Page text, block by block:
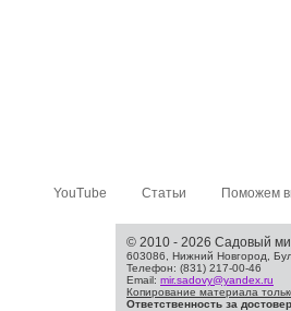
YouTube Статьи Поможем
© 2010 - 2026 Садовый
603086, Нижний Новгород,
Телефон: (831) 217-00-46
Email: mir.sadovy@yandex.ru
Копирование материала
Ответственность за